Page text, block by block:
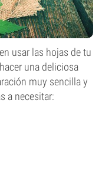
usar las hojas de tu
una deliciosa
muy sencilla y
a necesitar: